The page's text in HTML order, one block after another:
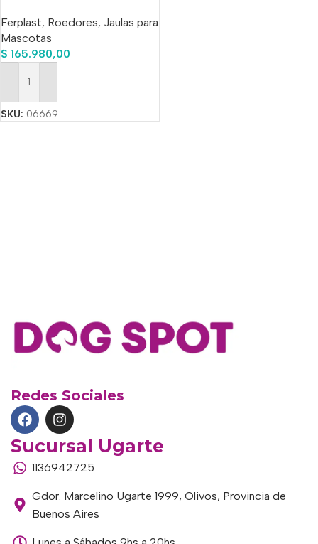
Ferplast, Roedores, Jaulas para
Mascotas
$ 165.980,00
Añadir Al Carrito
SKU: 06669
Redes Sociales
Sucursal Ugarte
1136942725
Gdor. Marcelino Ugarte 1999, Olivos, Provincia de
Buenos Aires